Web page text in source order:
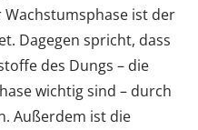
ist der
Dagegen spricht, dass
des Dungs – die
wichtig sind – durch
Außerdem ist die